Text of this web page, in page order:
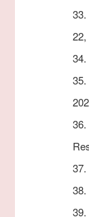
33.
22,
34.
35.
36.
37.
38.
39.